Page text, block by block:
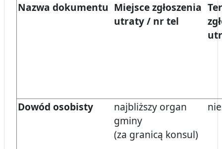
Nazwa dokumentu Miejsce zgłoszenia
utraty / nr tel
Dowód osobisty
najbliższy organ
gminy
(za granicą konsul)